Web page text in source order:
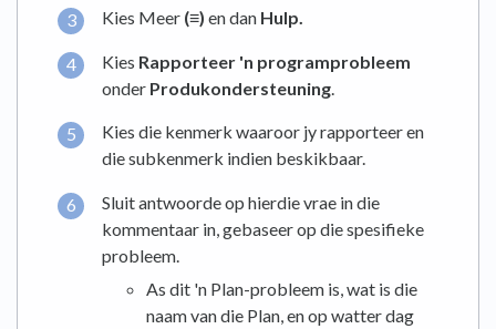
Kies Meer (≡) en dan Hulp.
Kies Rapporteer 'n programprobleem
onder Produkondersteuning
Kies die kenmerk waaroor jy rapporteer en
die subkenmerk indien beskikbaar.
Sluit antwoorde op hierdie vrae in die
kommentaar in, gebaseer op die spesifieke
probleem.
As dit 'n Plan-probleem is, wat is die
naam van die Plan, en op watter dag